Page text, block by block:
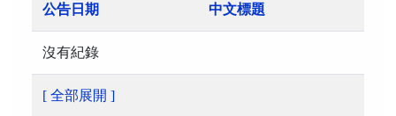
公告日期 中文標題
沒有紀錄
[ 全部展開 ]